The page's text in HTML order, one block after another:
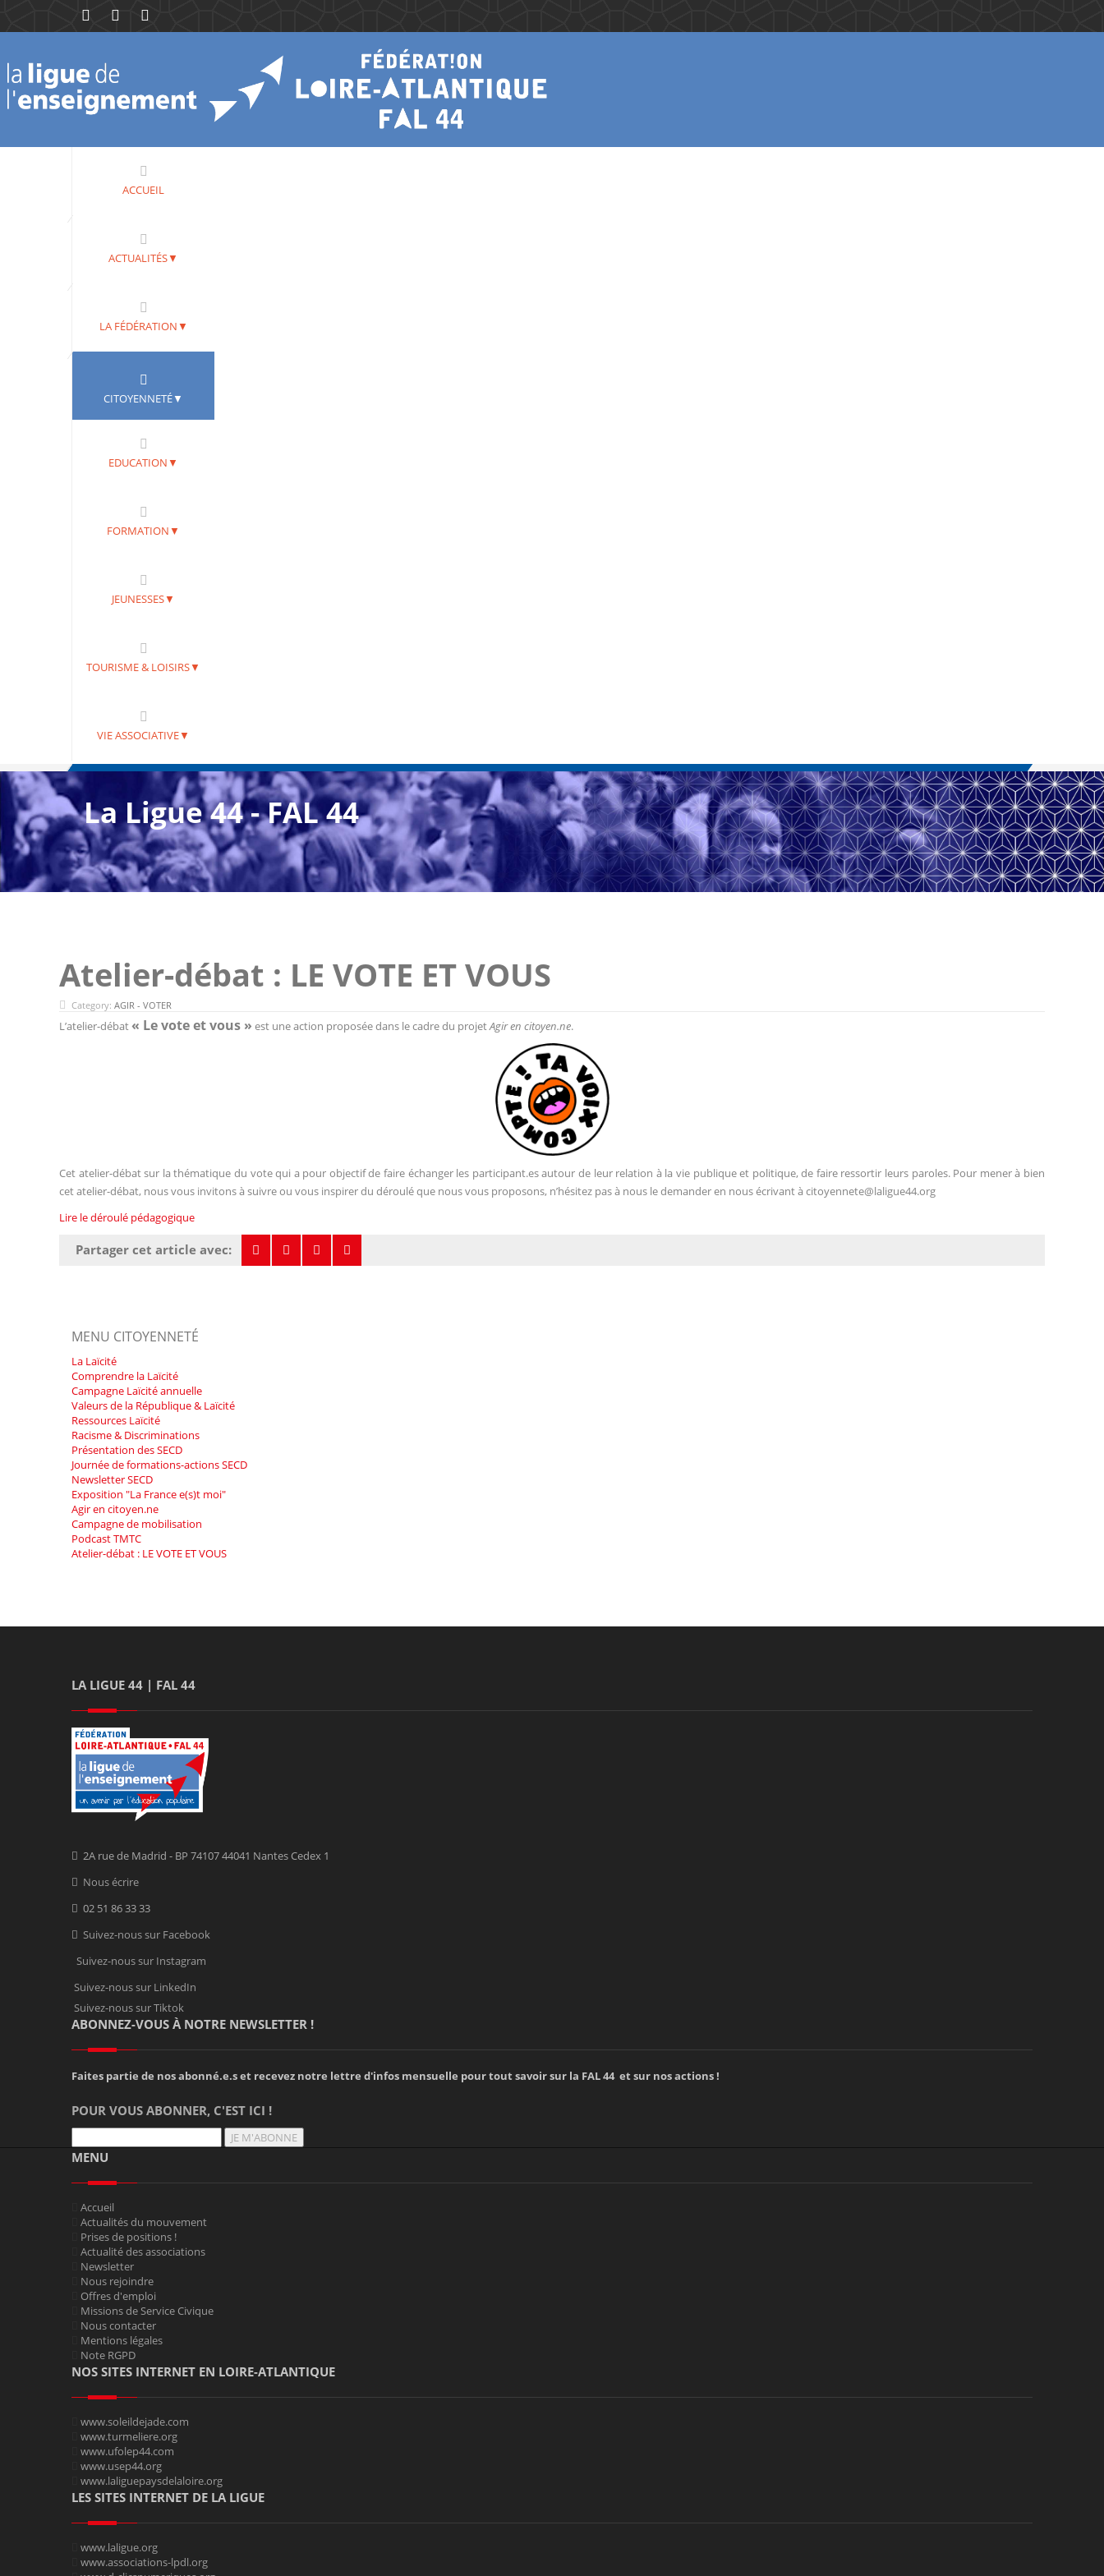
ACCUEIL
ACTUALITÉS▼
LA FÉDÉRATION▼
CITOYENNETÉ▼
Campagne Laïcité annuelle
Ressources Laïcité
Journée de formations-actions SECD
Exposition "La France e(s)t moi"
Les actions du réseauCampagne de mobilisation
Podcast TMTC
EDUCATION▼
Le CDAL 44
Nos interventions en milieu scolaire
Laïcité à l'école
Racisme et discriminations
Solidarités internationales
Devoir de mémoire
Campagne - Liré
Ville - Nantes
Lutte contre le décrochage scolaire
Médiation par les pairs
Restauration scolaire
FORMATION▼
CQP Animateur.rice Sportif
BPJEPS MAPS éducateur.trice sportif.ve
BPJEPS ASEC - Animateur.trice socio-culturel
Catalogue Pause Méridienne
PSC - Secourisme
BAFA - Animateur.rice de colos
JEUNESSES▼
Junior Association
Portraits de volontaires
TOURISME & LOISIRS▼
En groupe à la Turmelière
Group'AVélo
En groupe en Pays de la Loire
Projet éducatif de la Ligue
UNAT Pays de la Loire
Aides au départ en vacancesDécouvrir Vacances Pour Tous
Réserver sa colo en ligne
Colos apprenantes
Partir avec Vacances Passion
Réserver ses vacances en ligne
VIE ASSOCIATIVE▼
Réseau sportif UFOLEPCRVA de Loire-Atlantique
Formations LFL
Devenir bénévole
Projections
La Ligue 44 - FAL 44
Atelier-débat : LE VOTE ET VOUS
Category: AGIR - VOTER
L’atelier-débat« Le vote et vous » est une action proposée dans le cadre du projetAgir en citoyen.ne.
Cet atelier-débat sur la thématique du vote qui a pour objectif de faire échanger les participant.es autour de leur relation à la vie publique et politique, de faire ressortir leurs paroles. Pour mener à bien
cet atelier-débat, nous vous invitons à suivre ou vous inspirer du déroulé que nous vous proposons, n’hésitez pas à nous le demander en nous écrivant à citoyennete@laligue44.org
Lire le déroulé pédagogique
Partager cet article avec:
MENU CITOYENNETÉ
La Laïcité
Comprendre la Laïcité
Campagne Laïcité annuelle
Valeurs de la République & Laïcité
Ressources Laïcité
Racisme & Discriminations
Présentation des SECD
Journée de formations-actions SECD
Newsletter SECD
Exposition "La France e(s)t moi"
Agir en citoyen.ne
Campagne de mobilisation
Podcast TMTC
Atelier-débat : LE VOTE ET VOUS
LA LIGUE 44 | FAL 44
2A rue de Madrid - BP 74107 44041 Nantes Cedex 1
Nous écrire
02 51 86 33 33
Suivez-nous sur Facebook
Suivez-nous sur Instagram
Suivez-nous sur LinkedIn
Suivez-nous sur Tiktok
ABONNEZ-VOUS À NOTRE NEWSLETTER !
Faites partie de nos abonné.e.s et recevez notre lettre d'infos mensuelle pour tout savoir sur la FAL 44 et sur nos actions !
POUR VOUS ABONNER, C'EST ICI !
JE M'ABONNE
MENU
Accueil
Actualités du mouvement
Prises de positions !
Actualité des associations
Newsletter
Nous rejoindre
Offres d'emploi
Missions de Service Civique
Nous contacter
Mentions légales
Note RGPD
NOS SITES INTERNET EN LOIRE-ATLANTIQUE
www.soleildejade.com
www.turmeliere.org
www.ufolep44.com
www.usep44.org
www.laliguepaysdelaloire.org
LES SITES INTERNET DE LA LIGUE
www.laligue.org
www.associations-lpdl.org